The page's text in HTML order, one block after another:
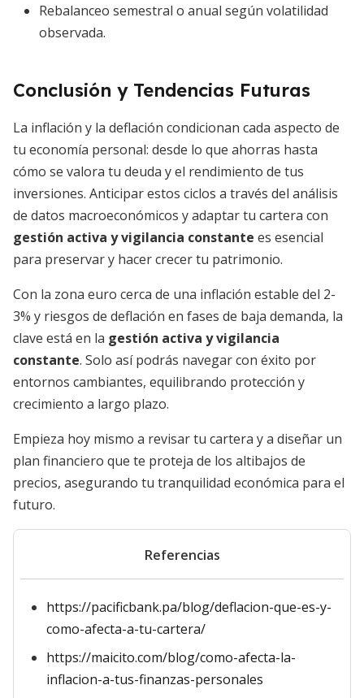
Rebalanceo semestral o anual según volatilidad
observada.
Conclusión y Tendencias Futuras
La inflación y la deflación condicionan cada aspecto de
tu economía personal: desde lo que ahorras hasta
cómo se valora tu deuda y el rendimiento de tus
inversiones. Anticipar estos ciclos a través del análisis
de datos macroeconómicos y adaptar tu cartera con
gestión activa y vigilancia constante es esencial
para preservar y hacer crecer tu patrimonio.
Con la zona euro cerca de una inflación estable del 2-
3% y riesgos de deflación en fases de baja demanda, la
clave está en la gestión activa y vigilancia
constante. Solo así podrás navegar con éxito por
entornos cambiantes, equilibrando protección y
crecimiento a largo plazo.
Empieza hoy mismo a revisar tu cartera y a diseñar un
plan financiero que te proteja de los altibajos de
precios, asegurando tu tranquilidad económica para el
futuro.
Referencias
https://pacificbank.pa/blog/deflacion-que-es-y-
como-afecta-a-tu-cartera/
https://maicito.com/blog/como-afecta-la-
inflacion-a-tus-finanzas-personales